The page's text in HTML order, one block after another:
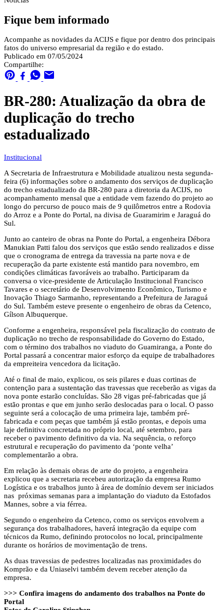
Fique bem informado
Acompanhe as novidades da ACIJS e fique por dentro dos principais
fatos do universo empresarial da região e do estado.
Publicado em 07/05/2024
Compartilhe:
BR-280: Atualização da obra de
duplicação do trecho
estadualizado
Institucional
A Secretaria de Infraestrutura e Mobilidade atualizou nesta segunda-
feira (6) informações sobre o andamento dos serviços de duplicação
do trecho estadualizado da BR-280 para a diretoria da ACIJS, no
acompanhamento mensal que a entidade vem fazendo do projeto ao
longo do percurso de pouco mais de 9 quilômetros entre a Rodovia
do Arroz e a Ponte do Portal, na divisa de Guaramirim e Jaraguá do
Sul.
Junto ao canteiro de obras na Ponte do Portal, a engenheira Débora
Manukian Patti falou dos serviços que estão sendo realizados e disse
que o cronograma de entrega da travessia na parte nova e de
recuperação da parte existente está mantido para novembro, em
condições climáticas favoráveis ao trabalho. Participaram da
conversa o vice-presidente de Articulação Institucional Francisco
Tavares e o secretário de Desenvolvimento Econômico, Turismo e
Inovação Thiago Sarmanho, representando a Prefeitura de Jaraguá
do Sul. Também esteve presente o engenheiro de obras da Cetenco,
Gílson Albuquerque.
Conforme a engenheira, responsável pela fiscalização do contrato de
duplicação no trecho de responsabilidade do Governo do Estado,
com o término dos trabalhos no viaduto do Guamiranga, a Ponte do
Portal passará a concentrar maior esforço da equipe de trabalhadores
da empreiteira vencedora da licitação.
Até o final de maio, explicou, os seis pilares e duas cortinas de
contenção para a sustentação das travessas que receberão as vigas da
nova ponte estarão concluídas. São 28 vigas pré-fabricadas que já
estão prontas e que em junho serão deslocadas para o local. O passo
seguinte será a colocação de uma primeira laje, também pré-
fabricada e com peças que também já estão prontas, e depois uma
laje definitiva concretada no próprio local, até setembro, para
receber o pavimento definitivo da via. Na sequência, o reforço
estrutural e recuperação do pavimento da ‘ponte velha’
complementarão a obra.
Em relação às demais obras de arte do projeto, a engenheira
explicou que a secretaria recebeu autorização da empresa Rumo
Logística e os trabalhos junto à área de domínio devem ser iniciados
nas próximas semanas para a implantação do viaduto da Estofados
Mannes, sobre a via férrea.
Segundo o engenheiro da Cetenco, como os serviços envolvem a
segurança dos trabalhadores, haverá integração da equipe com
técnicos da Rumo, definindo protocolos no local, principalmente
durante os horários de movimentação de trens.
As duas travessias de pedestres localizadas nas proximidades do
Komprão e da Uniaselvi também devem receber atenção da
empresa.
>>> Confira imagens do andamento dos trabalhos na Ponte do
Portal